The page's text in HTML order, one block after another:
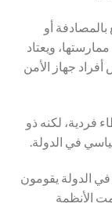
أو
ويعتاد
جهاز الأمن
فردية، لكنه ذو
في الدولة.
الدولة يقومون
الأنظمة